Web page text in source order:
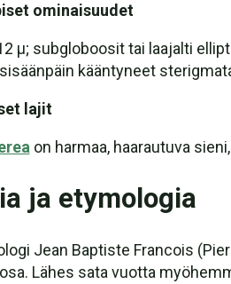
ominaisuudet
µ; subgloboosit tai laajalti
kääntyneet
lajit
on harmaa, haarautuva
ja etymologia
Jean Baptiste Francois
Lähes sata vuotta